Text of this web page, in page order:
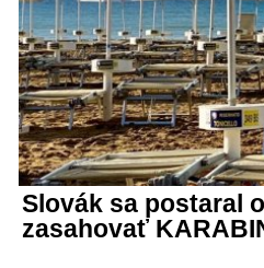
Slovák sa postaral
zasahovať